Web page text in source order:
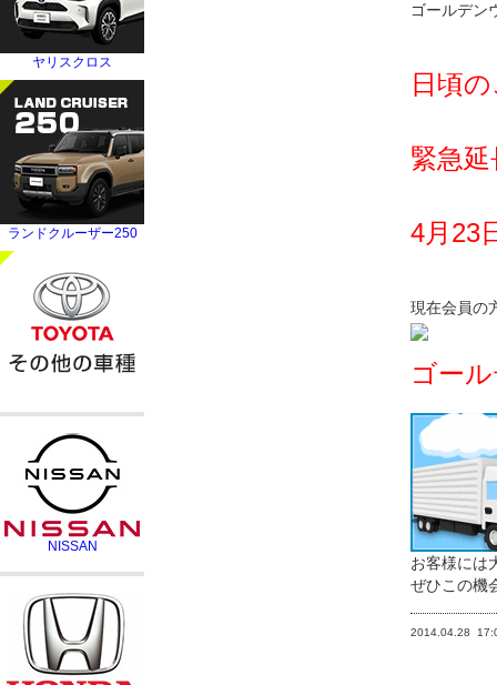
ゴールデン
日頃
緊急
4月23
現在会員の
ゴー
お客様には
ぜひこの機
2014.04.28